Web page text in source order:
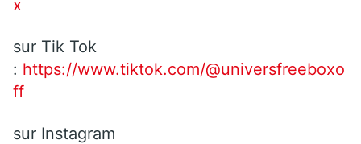
x
sur Tik Tok
: https://www.tiktok.com/@universfreeboxo
ff
sur Instagram